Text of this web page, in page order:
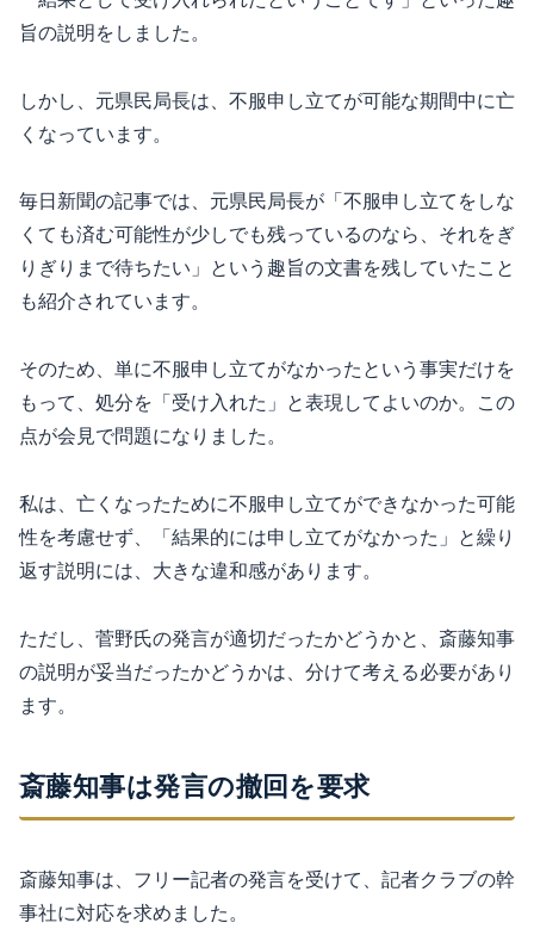
旨の説明をしました。
しかし、元県民局長は、不服申し立てが可能な期間中に亡
くなっています。
毎日新聞の記事では、元県民局長が「不服申し立てをしな
くても済む可能性が少しでも残っているのなら、それをぎ
りぎりまで待ちたい」という趣旨の文書を残していたこと
も紹介されています。
そのため、単に不服申し立てがなかったという事実だけを
もって、処分を「受け入れた」と表現してよいのか。この
点が会見で問題になりました。
私は、亡くなったために不服申し立てができなかった可能
性を考慮せず、「結果的には申し立てがなかった」と繰り
返す説明には、大きな違和感があります。
ただし、菅野氏の発言が適切だったかどうかと、斎藤知事
の説明が妥当だったかどうかは、分けて考える必要があり
ます。
斎藤知事は発言の撤回を要求
斎藤知事は、フリー記者の発言を受けて、記者クラブの幹
事社に対応を求めました。